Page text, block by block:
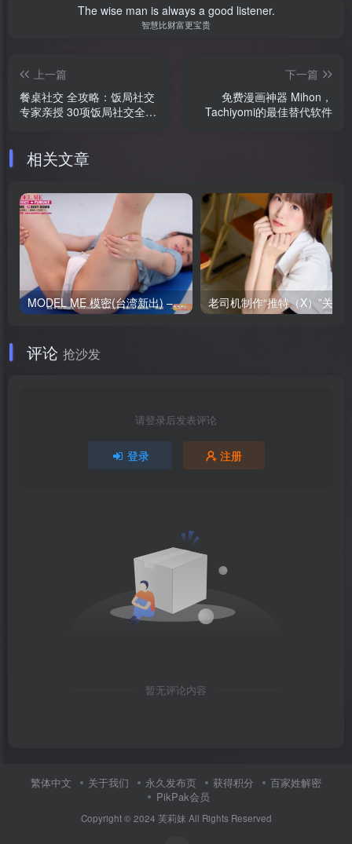
The wise man is always a good listener.
智慧比财富更宝贵
上一篇
餐桌社交 全攻略：饭局社交
专家亲授 30项饭局社交全攻
下一篇
免费漫画神器 Mihon，
Tachiyomi的最佳替代软件
相关文章
MODEL ME 模密(台湾新出) – 全套28套视频[85G-2025.4]
评论 抢沙发
请登录后发表评论
登录 注册
暂无评论内容
繁体中文 关于我们 永久发布页 获得积分
百家姓解密
PikPak会员
Copyright © 2024 芙莉妹 All Rights Reserved